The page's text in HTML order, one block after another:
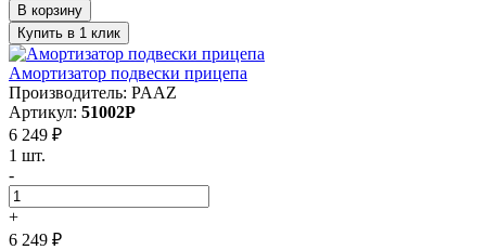
В корзину
Купить в 1 клик
Амортизатор подвески прицепа
Производитель: PAAZ
Артикул: 51002P
6 249 ₽
1 шт.
-
+
6 249 ₽